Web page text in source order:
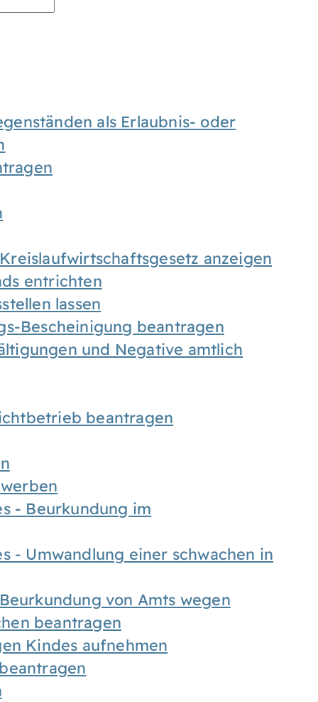
als Erlaubnis- oder
anzeigen
entrichten
lassen
Bescheinigung beantragen
und Negative amtlich
beantragen
- Beurkundung im
- Umwandlung einer schwachen in
von Amts wegen
beantragen
Kindes aufnehmen